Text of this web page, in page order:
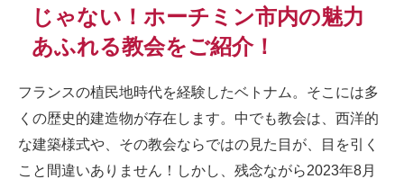
じゃない！ホーチミン市内の魅力
あふれる教会をご紹介！
フランスの植民地時代を経験したベトナム。そこには多
くの歴史的建造物が存在します。中でも教会は、西洋的
な建築様式や、その教会ならではの見た目が、目を引く
こと間違いありません！しかし、残念ながら2023年8月